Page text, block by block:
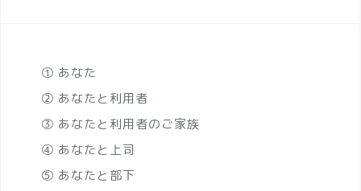
① あなた
② あなたと利用者
③ あなたと利用者のご家族
④ あなたと上司
⑤ あなたと部下